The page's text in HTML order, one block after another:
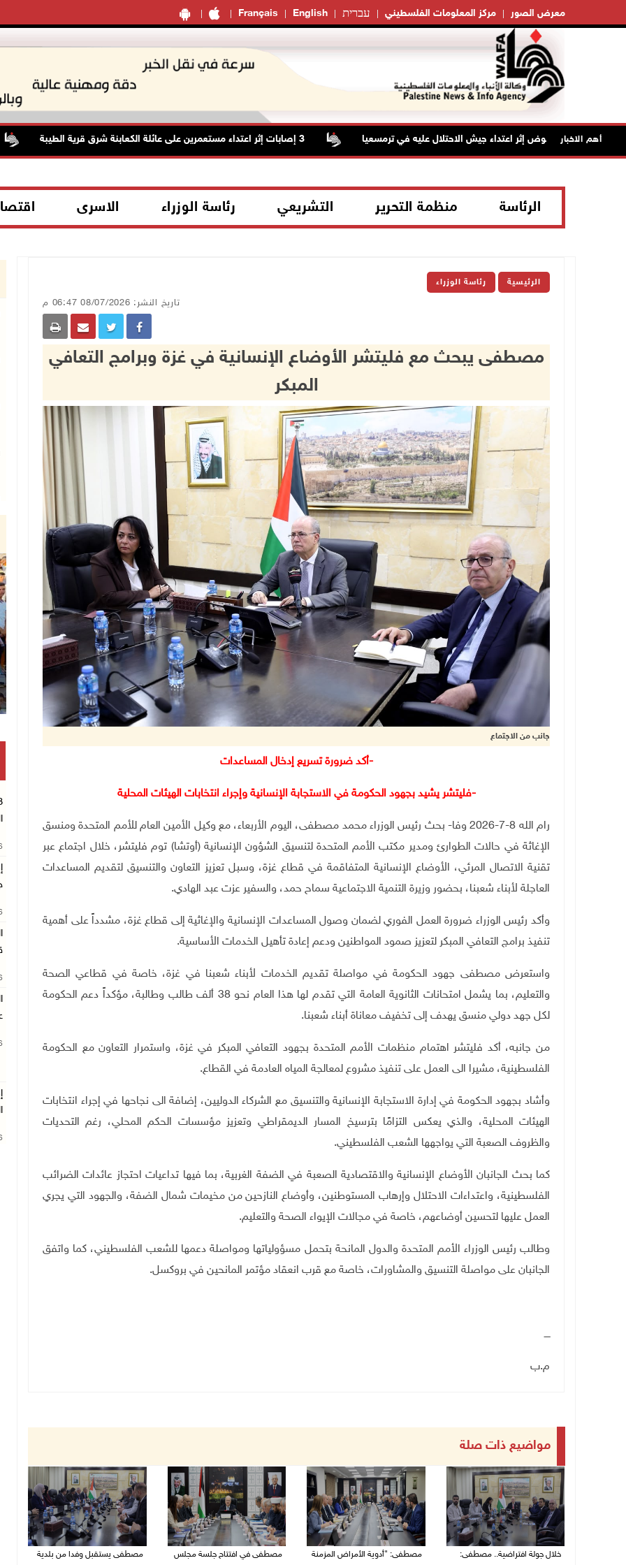
Français English עברית مركز المعلومات الفلسطيني معرض الصور
أهم الاخبار
بجروح ورضوض إثر اعتداء جيش الاحتلال عليه في ترمسعيا ‏3 إصابات إثر اعتداء مستعمرين على عائلة الكعابنة شرق قرية الطيبة
الرئاسة منظمة التحرير التشريعي رئاسة الوزراء الاسرى
الرئيسية رئاسة الوزراء
تاريخ النشر: 08/07/2026 06:47 م
مصطفى يبحث مع فليتشر الأوضاع الإنسانية في غزة وبرامج التعافي
المبكر
جانب من الاجتماع
-أكد ضرورة تسريع إدخال المساعدات
-فليتشر يشيد بجهود الحكومة في الاستجابة الإنسانية وإجراء انتخابات الهيئات المحلية
رام الله 8-7-2026 وفا- بحث رئيس الوزراء محمد مصطفى، اليوم الأربعاء، مع وكيل الأمين العام للأمم المتحدة ومنسق
الإغاثة في حالات الطوارئ ومدير مكتب الأمم المتحدة لتنسيق الشؤون الإنسانية (أوتشا) توم فليتشر، خلال اجتماع عبر
تقنية الاتصال المرئي، الأوضاع الإنسانية المتفاقمة في قطاع غزة، وسبل تعزيز التعاون والتنسيق لتقديم المساعدات
العاجلة لأبناء شعبنا، بحضور وزيرة التنمية الاجتماعية سماح حمد، والسفير عزت عبد الهادي.
وأكد رئيس الوزراء ضرورة العمل الفوري لضمان وصول المساعدات الإنسانية والإغاثية إلى قطاع غزة، مشدداً على أهمية
تنفيذ برامج التعافي المبكر لتعزيز صمود المواطنين ودعم إعادة تأهيل الخدمات الأساسية.
واستعرض مصطفى جهود الحكومة في مواصلة تقديم الخدمات لأبناء شعبنا في غزة، خاصة في قطاعي الصحة
والتعليم، بما يشمل امتحانات الثانوية العامة التي تقدم لها هذا العام نحو 38 ألف طالب وطالبة، مؤكداً دعم الحكومة
لكل جهد دولي منسق يهدف إلى تخفيف معاناة أبناء شعبنا.
من جانبه، أكد فليتشر اهتمام منظمات الأمم المتحدة بجهود التعافي المبكر في غزة، واستمرار التعاون مع الحكومة
الفلسطينية، مشيرا الى العمل على تنفيذ مشروع لمعالجة المياه العادمة في القطاع.
وأشاد بجهود الحكومة في إدارة الاستجابة الإنسانية والتنسيق مع الشركاء الدوليين، إضافة الى نجاحها في إجراء انتخابات
الهيئات المحلية، والذي يعكس التزامًا بترسيخ المسار الديمقراطي وتعزيز مؤسسات الحكم المحلي، رغم التحديات
والظروف الصعبة التي يواجهها الشعب الفلسطيني.
كما بحث الجانبان الأوضاع الإنسانية والاقتصادية الصعبة في الضفة الغربية، بما فيها تداعيات احتجاز عائدات الضرائب
الفلسطينية، واعتداءات الاحتلال وإرهاب المستوطنين، وأوضاع النازحين من مخيمات شمال الضفة، والجهود التي يجري
العمل عليها لتحسين أوضاعهم، خاصة في مجالات الإيواء الصحة والتعليم.
وطالب رئيس الوزراء الأمم المتحدة والدول المانحة بتحمل مسؤولياتها ومواصلة دعمها للشعب الفلسطيني، كما واتفق
الجانبان على مواصلة التنسيق والمشاورات، خاصة مع قرب انعقاد مؤتمر المانحين في بروكسل.
ــــ
م.ب
مواضيع ذات صلة
خلال جولة افتراضية.. مصطفى: مصطفى: "أدوية الأمراض المزمنة مصطفى في افتتاح جلسة مجلس مصطفى يستقبل وفدا من بلدية
انتشال رفات شهيد